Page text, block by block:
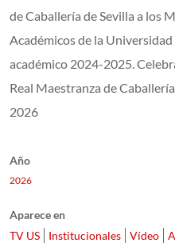
de Caballería de Sevilla a los
Académicos de la Universidad
académico 2024-2025.
Real Maestranza de
2026
Año
2026
Aparece en
TV US
Institucionales Vídeo